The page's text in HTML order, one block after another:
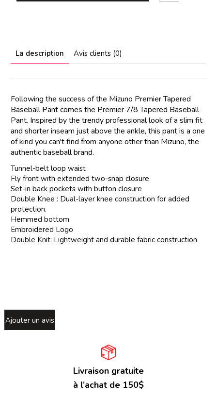
La description Avis clients (0)
Following the success of the Mizuno Premier Tapered
Baseball Pant comes the Premier 7/8 Tapered Baseball
Pant. Inspired by the trendy professional look of a slim fit
and shorter inseam just above the ankle, this pant is a one
of kind you can't find from anyone other than Mizuno, the
authentic baseball brand.
Tunnel-belt loop waist
Fly front with extended two-snap closure
Set-in back pockets with button closure
Double Knee : Dual-layer knee construction for added
protection.
Hemmed bottom
Embroidered Logo
Double Knit: Lightweight and durable fabric construction
Ajouter un avis
Livraison gratuite
à l’achat de 150$